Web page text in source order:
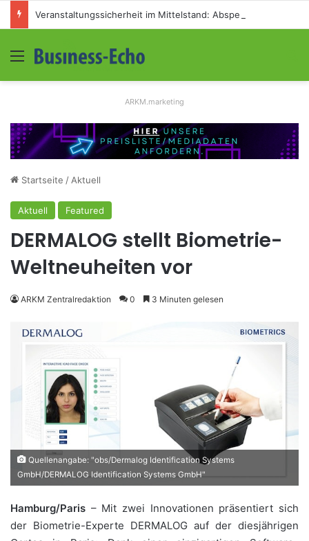
Menü
ARKM.marketing
Startseite / Aktuell
Aktuell Featured
DERMALOG stellt Biometrie-
Weltneuheiten vor
ARKM Zentralredaktion 0 3 Minuten gelesen
Quellenangabe: "obs/Dermalog Identification Systems
GmbH/DERMALOG Identification Systems GmbH"
Hamburg/Paris – Mit zwei Innovationen präsentiert sich
der Biometrie-Experte DERMALOG auf der diesjährigen